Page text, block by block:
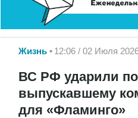
Жизнь 12:06 / 02 Июля
ВС РФ ударили
выпускавшему
для «Фламинго»